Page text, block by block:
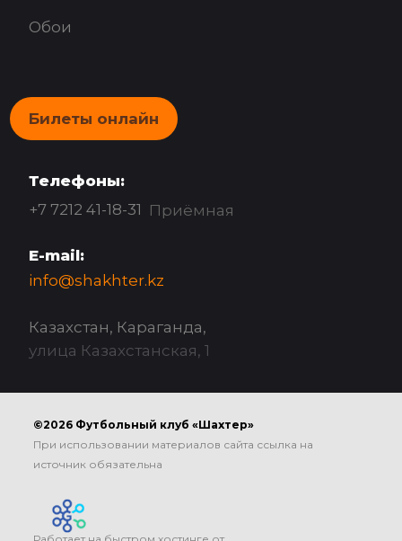
Обои
Билеты онлайн
Телефоны:
+7 7212 41-18-31 Приёмная
E-mail:
info@shakhter.kz
Казахстан, Караганда,
улица Казахстанская, 1
©2026 Футбольный клуб «Шахтер»
При использовании материалов сайта ссылка на
источник обязательна